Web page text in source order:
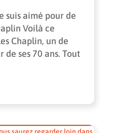
suis aimé pour de
Voilà ce
Chaplin, un de
de ses 70 ans. Tout